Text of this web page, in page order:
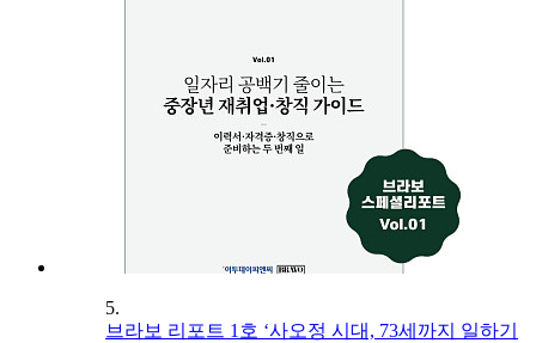
5.
브라보 리포트 1호 ‘사오정 시대, 73세까지 일하기